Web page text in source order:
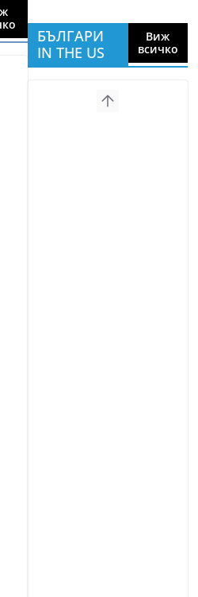
БЪЛГАРИ
IN THE US
Виж
всичко